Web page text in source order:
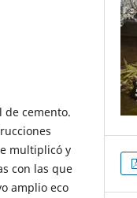
de cemento.
multiplicó y
con las que
amplio eco